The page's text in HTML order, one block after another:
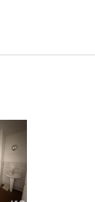
(location,